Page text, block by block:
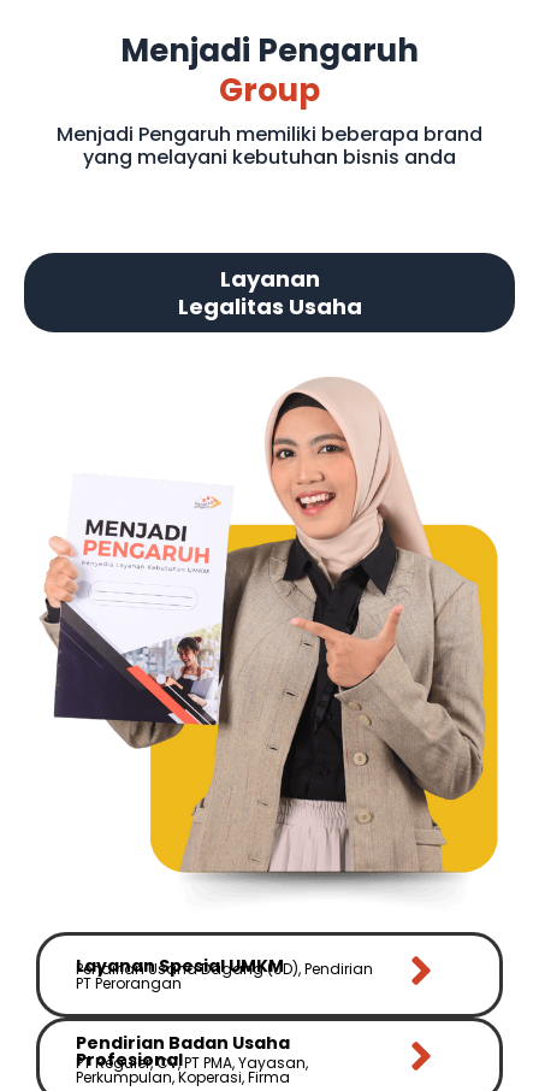
Menjadi Pengaruh
Group
Menjadi Pengaruh memiliki beberapa brand
yang melayani kebutuhan bisnis anda
Layanan
Legalitas Usaha
Layanan Spesial UMKM
Pendirian Usaha Dagang (UD), Pendirian
PT Perorangan
Pendirian Badan Usaha
Profesional
PT Reguler, CV, PT PMA, Yayasan,
Perkumpulan, Koperasi, Firma